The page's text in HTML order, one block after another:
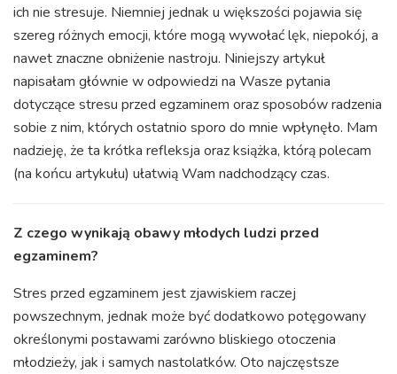
ich nie stresuje. Niemniej jednak u większości pojawia się
szereg różnych emocji, które mogą wywołać lęk, niepokój, a
nawet znaczne obniżenie nastroju. Niniejszy artykuł
napisałam głównie w odpowiedzi na Wasze pytania
dotyczące stresu przed egzaminem oraz sposobów radzenia
sobie z nim, których ostatnio sporo do mnie wpłynęło. Mam
nadzieję, że ta krótka refleksja oraz książka, którą polecam
(na końcu artykułu) ułatwią Wam nadchodzący czas.
Z czego wynikają obawy młodych ludzi przed
egzaminem?
Stres przed egzaminem jest zjawiskiem raczej
powszechnym, jednak może być dodatkowo potęgowany
określonymi postawami zarówno bliskiego otoczenia
młodzieży, jak i samych nastolatków. Oto najczęstsze